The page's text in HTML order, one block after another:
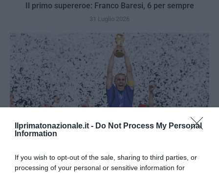
Ilprimatonazionale.it - Do Not Process My Personal
Information
If you wish to opt-out of the sale, sharing to third parties, or
processing of your personal or sensitive information for
Il primo supereroe: Franco Baresi, 6 per sempre
31 Luglio 2026